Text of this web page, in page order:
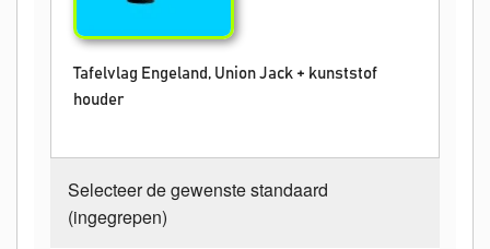
Tafelvlag Engeland, Union Jack + kunststof
houder
Selecteer de gewenste standaard
(ingegrepen)